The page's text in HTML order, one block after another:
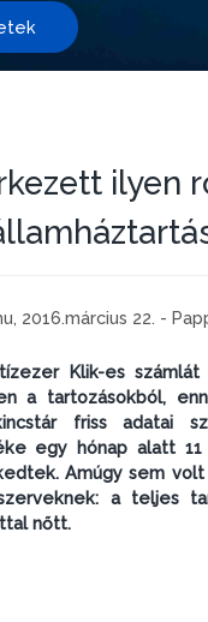
ilyen
2016.március 22. -
Klik-es
a tartozásokból,
friss adatai
egy hónap alatt 11
Amúgy sem volt
a teljes
nőtt.